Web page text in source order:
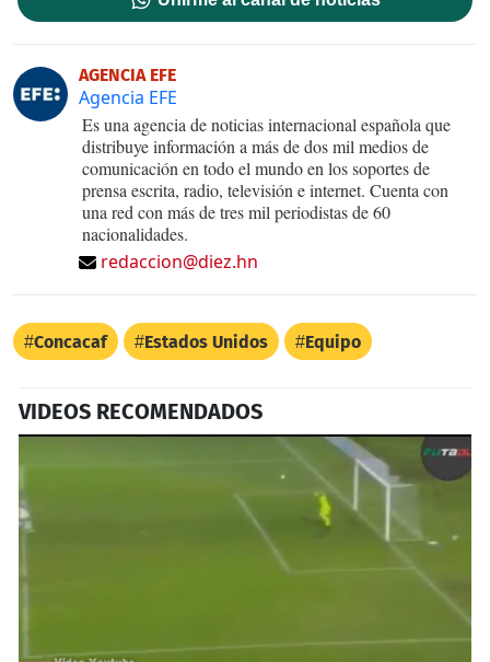
AGENCIA EFE
Agencia EFE
Es una agencia de noticias internacional española que
distribuye información a más de dos mil medios de
comunicación en todo el mundo en los soportes de
prensa escrita, radio, televisión e internet. Cuenta con
una red con más de tres mil periodistas de 60
nacionalidades.
redaccion@diez.hn
Concacaf Estados Unidos Equipo
VIDEOS RECOMENDADOS